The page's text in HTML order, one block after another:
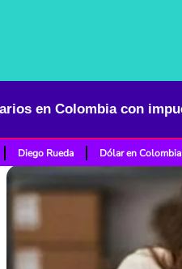
Diego Rueda Dólar en Colombia